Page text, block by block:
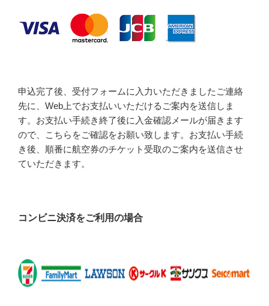
申込完了後、受付フォームに入力いただきましたご連絡
先に、Web上でお支払いいただけるご案内を送信しま
す。お支払い手続き終了後に入金確認メールが届きます
ので、こちらをご確認をお願い致します。お支払い手続
き後、順番に航空券のチケット受取のご案内を送信させ
ていただきます。
コンビニ決済をご利用の場合